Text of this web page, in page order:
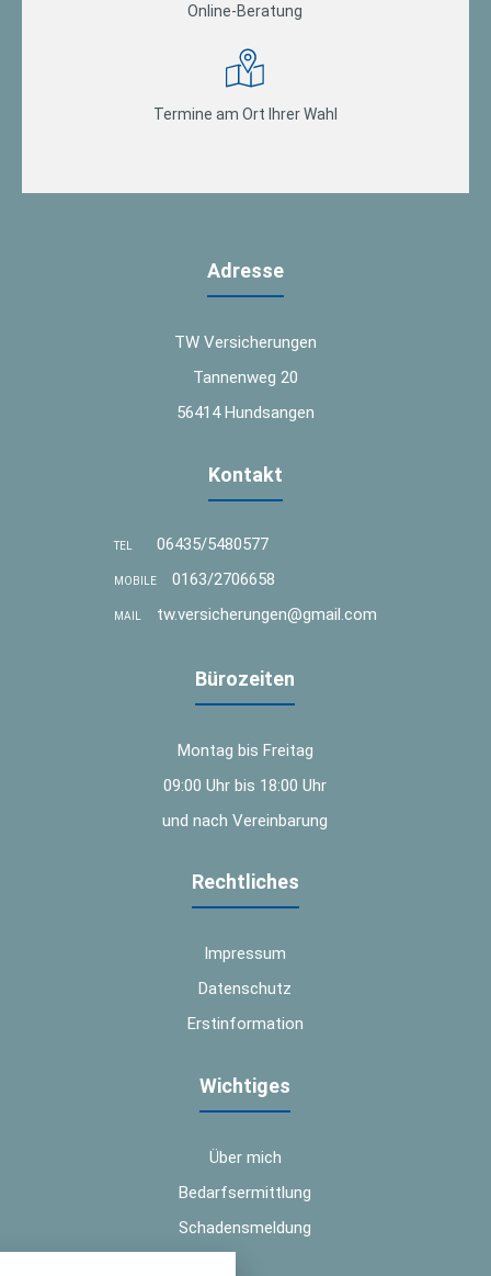
Online-Beratung
Termine am Ort Ihrer Wahl
Adresse
TW Versicherungen
Tannenweg 20
56414 Hundsangen
Kontakt
TEL 06435/5480577
MOBILE 0163/2706658
MAIL tw.versicherungen@gmail.com
Bürozeiten
Montag bis Freitag
09:00 Uhr bis 18:00 Uhr
und nach Vereinbarung
Rechtliches
Impressum
Datenschutz
Erstinformation
Wichtiges
Über mich
Bedarfsermittlung
Schadensmeldung